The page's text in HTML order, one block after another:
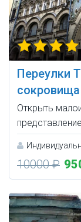
Переулки
Открыть
10000 ₽